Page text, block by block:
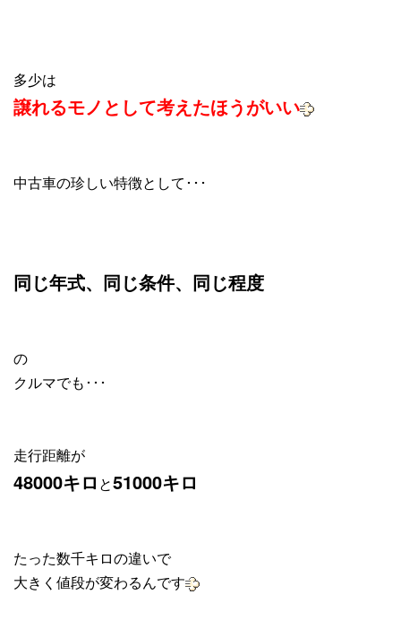
多少は
譲れるモノとして考えたほうがいい
中古車の珍しい特徴として･･･
同じ年式、同じ条件、同じ程度
の
クルマでも･･･
走行距離が
48000キロ と51000キロ
たった数千キロの違いで
大きく値段が変わるんです